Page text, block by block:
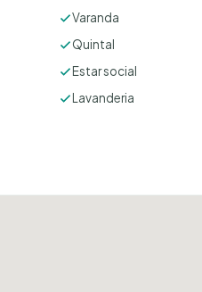
Varanda
Quintal
Estar social
Lavanderia